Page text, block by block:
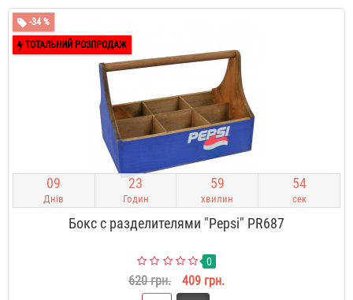
-34 %
ТОТАЛЬНИЙ РОЗПРОДАЖ
09
Днів
23
Годин
59
хвилин
53
сек
Бокс с разделителями "Pepsi" PR687
0
620 грн. 409 грн.